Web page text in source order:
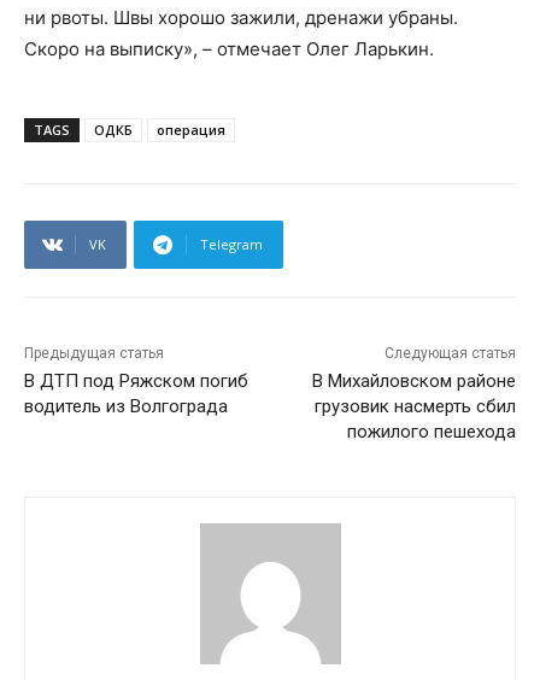
ни рвоты. Швы хорошо зажили, дренажи убраны.
Скоро на выписку», – отмечает Олег Ларькин.
TAGS ОДКБ операция
VK Telegram
Предыдущая статья
В ДТП под Ряжском погиб
водитель из Волгограда
Следующая статья
В Михайловском районе
грузовик насмерть сбил
пожилого пешехода